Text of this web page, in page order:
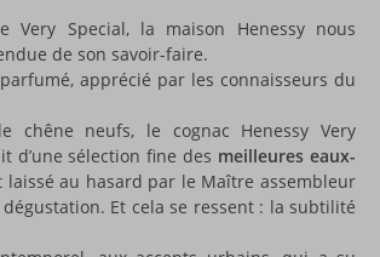
Very Special, la maison Henessy nous
de son savoir-faire.
apprécié par les connaisseurs du
chêne neufs, le cognac Henessy Very
d’une sélection fine des meilleures eaux-
laissé au hasard par le Maître assembleur
Et cela se ressent : la subtilité